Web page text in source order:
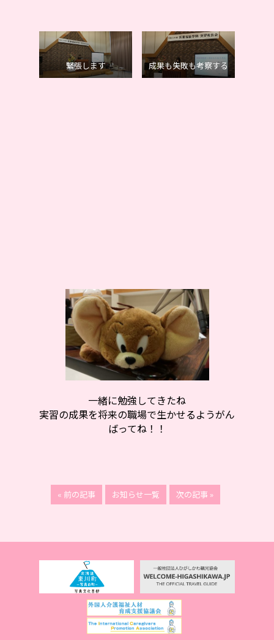
緊張します 成果も失敗も考察する
一緒に勉強してきたね
実習の成果を将来の職場で生かせるようがん
ばってね！！
« 前の記事 お知らせ一覧 次の記事 »